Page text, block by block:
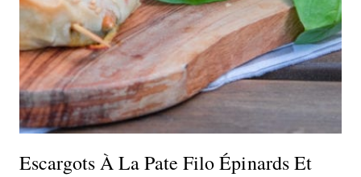
Escargots À La Pate Filo Épinards Et